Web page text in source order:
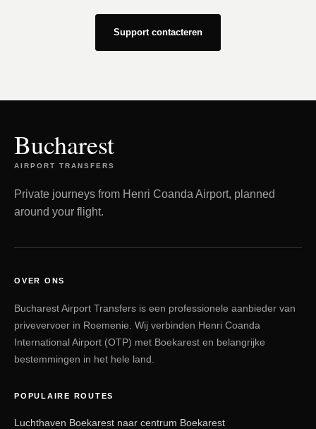
Support contacteren
Bucharest
AIRPORT TRANSFERS
Private journeys from Henri Coanda Airport, planned
around your flight.
OVER ONS
Bucharest Airport Transfers is een professionele aanbieder van
privevervoer in Roemenie. Wij verbinden Henri Coanda
International Airport (OTP) met Boekarest en belangrijke
bestemmingen in het hele land.
POPULAIRE ROUTES
Luchthaven Boekarest naar centrum Boekarest